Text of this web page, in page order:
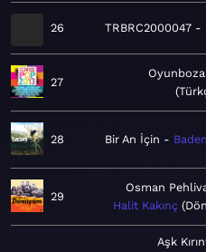
26 TRBRC2000047
27
28 Bir An İçin
29
Osman
Halit Kakınç
Aşk